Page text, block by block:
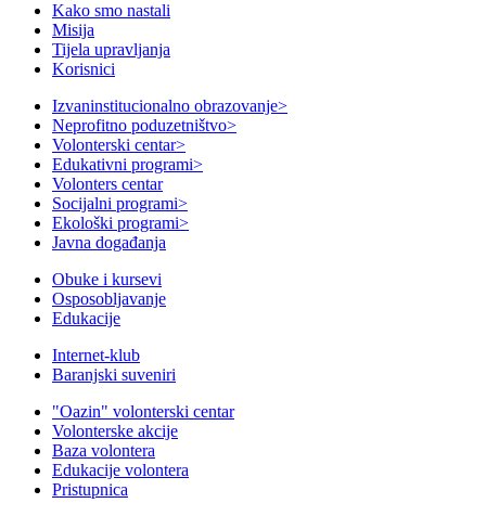
Kako smo nastali
Misija
Tijela upravljanja
Korisnici
Izvaninstitucionalno obrazovanje>
Neprofitno poduzetništvo>
Volonterski centar>
Edukativni programi>
Volonters centar
Socijalni programi>
Ekološki programi>
Javna događanja
Obuke i kursevi
Osposobljavanje
Edukacije
Internet-klub
Baranjski suveniri
"Oazin" volonterski centar
Volonterske akcije
Baza volontera
Edukacije volontera
Pristupnica